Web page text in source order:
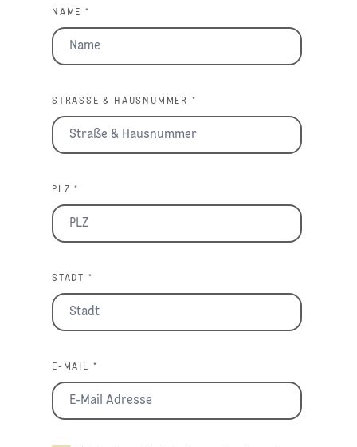
NAME *
STRASSE & HAUSNUMMER *
PLZ *
STADT *
E-MAIL *